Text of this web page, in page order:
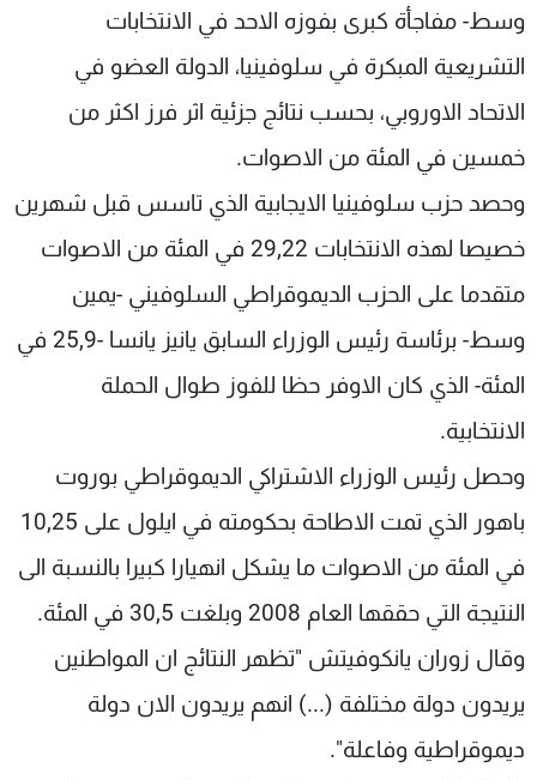
وسط- مفاجأة كبرى بفوزه الاحد في الانتخابات
التشريعية المبكرة في سلوفينيا، الدولة العضو في
الاتحاد الاوروبي، بحسب نتائج جزئية اثر فرز اكثر من
خمسين في المئة من الاصوات.
وحصد حزب سلوفينيا الايجابية الذي تاسس قبل شهرين
خصيصا لهذه الانتخابات 29,22 في المئة من الاصوات
متقدما على الحزب الديموقراطي السلوفيني -يمين
وسط- برئاسة رئيس الوزراء السابق يانيز يانسا -25,9 في
المئة- الذي كان الاوفر حظا للفوز طوال الحملة
الانتخابية.
وحصل رئيس الوزراء الاشتراكي الديموقراطي بوروت
باهور الذي تمت الاطاحة بحكومته في ايلول على 10,25
في المئة من الاصوات ما يشكل انهيارا كبيرا بالنسبة الى
النتيجة التي حققها العام 2008 وبلغت 30,5 في المئة.
وقال زوران يانكوفيتش "تظهر النتائج ان المواطنين
يريدون دولة مختلفة (...) انهم يريدون الان دولة
ديموقراطية وفاعلة".
شاهد البرامج
الإنـتـاج
وظائف
تواصل معنا
سياسة الخصوصية